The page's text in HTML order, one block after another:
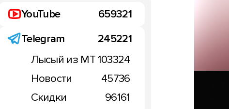
YouTube
659321
Telegram
245221
Лысый из МТ103324
Новости
45736
Скидки
96161